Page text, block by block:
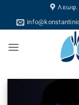
content
Λεωφ.